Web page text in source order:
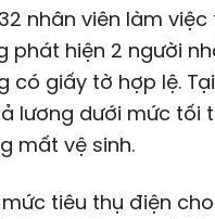
nhân viên làm
phát hiện 2 người
có giấy tờ hợp lệ.
lương dưới mức tối
mất vệ sinh.
mức tiêu thụ điện